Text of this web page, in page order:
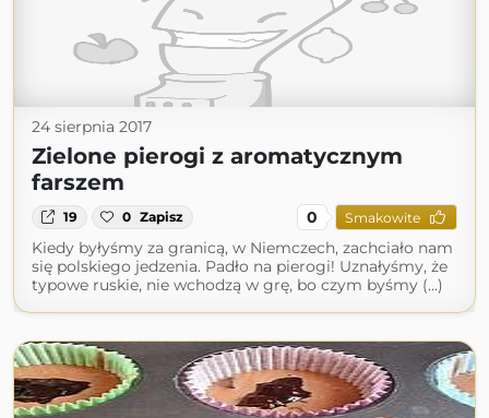
24 sierpnia 2017
Zielone pierogi z aromatycznym
farszem
19 0 Zapisz 0 Smakowite
Kiedy byłyśmy za granicą, w Niemczech, zachciało nam
się polskiego jedzenia. Padło na pierogi! Uznałyśmy, że
typowe ruskie, nie wchodzą w grę, bo czym byśmy (...)